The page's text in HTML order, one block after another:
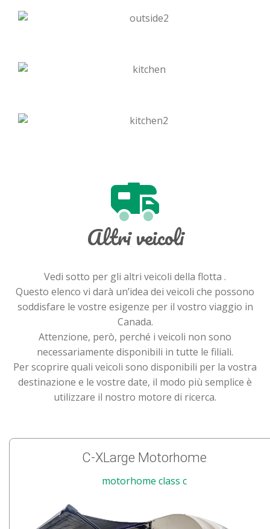
Altri veicoli
Vedi sotto per gli altri veicoli della flotta .
Questo elenco vi darà un’idea dei veicoli che possono
soddisfare le vostre esigenze per il vostro viaggio in
Canada.
Attenzione, però, perché i veicoli non sono
necessariamente disponibili in tutte le filiali.
Per scoprire quali veicoli sono disponibili per la vostra
destinazione e le vostre date, il modo più semplice è
utilizzare il nostro motore di ricerca.
C-XLarge Motorhome
motorhome class c